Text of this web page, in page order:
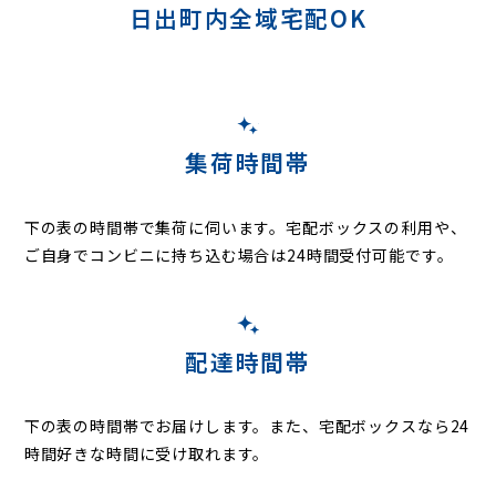
日出町内全域宅配OK
集荷時間帯
下の表の時間帯で集荷に伺います。宅配ボックスの利用や、
ご自身でコンビニに持ち込む場合は24時間受付可能です。
配達時間帯
下の表の時間帯でお届けします。また、宅配ボックスなら24
時間好きな時間に受け取れます。